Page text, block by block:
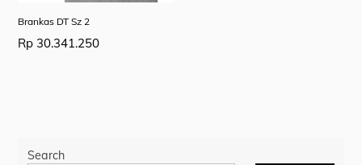
Brankas DT Sz 2
Rp 30.341.250
Search